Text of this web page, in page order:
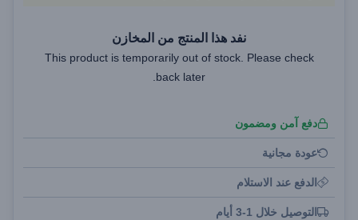
نفد هذا المنتج من المخازن
This product is temporarily out of stock. Please check
back later.
دفع آمن ومضمون
عودة مجانية
الدفع عند الاستلام
التوصيل خلال 1-3 أيام